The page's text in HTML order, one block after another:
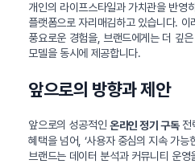
개인의 라이프스타일과 가치관을 반영
플랫폼으로 자리매김하고 있습니다. 이
풍요로운 경험을, 브랜드에게는 더 깊
모델을 동시에 제공합니다.
앞으로의 방향과 제안
앞으로의 성공적인 온라인 정기 구독전
혜택을 넘어, ‘사용자 중심의 지속 가능
브랜드는 데이터 분석과 커뮤니티 운